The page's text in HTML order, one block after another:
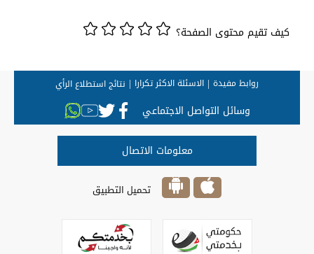
كيف تقيم محتوى الصفحة؟
روابط مفيدة الاسئلة الاكثر تكرارا نتائج استطلاع الرأي
وسائل التواصل الاجتماعي
معلومات الاتصال
تحميل التطبيق